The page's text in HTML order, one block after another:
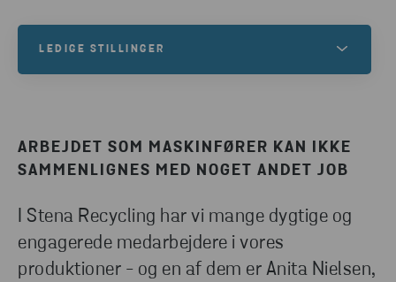
ARBEJDET SOM MASKINFØRER KAN IKKE
SAMMENLIGNES MED NOGET ANDET JOB
I Stena Recycling har vi mange dygtige og
engagerede medarbejdere i vores
produktioner - og en af dem er Anita Nielsen,
LEDIGE STILLINGER
Bæredygtighed er en del af vores DNA. Her starter
din karriere hos Stena Recycling.
LEDIGE STILLINGER